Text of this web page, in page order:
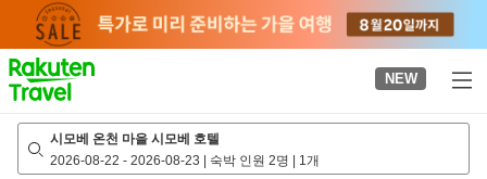
page
NEW
시모베 온천 마을 시모베 호텔
2026-08-22 - 2026-08-23 | 숙박 인원 2명 | 1개